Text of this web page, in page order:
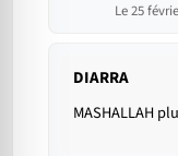
Le 25
DIARRA
MASHALLAH